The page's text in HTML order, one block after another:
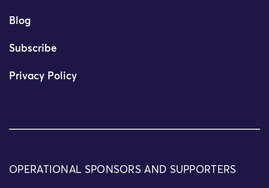
Blog
Subscribe
Privacy Policy
OPERATIONAL SPONSORS AND SUPPORTERS